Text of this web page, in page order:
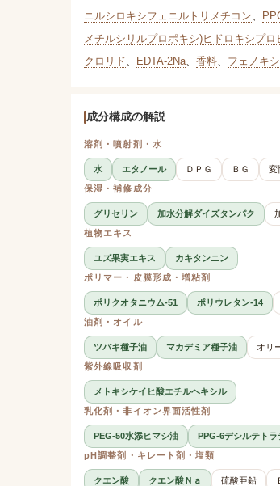
ニルシロキシフェニルトリメチコン、
メチルシリルプロポキシ)ヒドロキシプ
クロリド、 EDTA-2Na、 香料、 フェノキ
成分構成の解説
溶剤・噴射剤・水
水 エタノール ＤＰＧ ＢＧ 変
保湿・補修成分
グリセリン 加水分解ダイズタンパク
植物エキス
ユズ果実エキス
カキタンニン
ポリマー・皮膜形成・増粘剤
ポリクオタニウム-51 ポリウレタン-14
油剤・オイル
ツバキ種子油 マカデミア種子油 オリ
紫外線吸収剤
メトキシケイヒ酸エチルヘキシル
乳化剤・非イオン界面活性剤
PEG-50水添ヒマシ油
PPG-6デシルテトラ
pH調整剤・キレート剤・塩類
クエン酸 クエン酸Ｎａ 硫酸亜鉛